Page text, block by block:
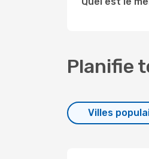
Planifie
Villes